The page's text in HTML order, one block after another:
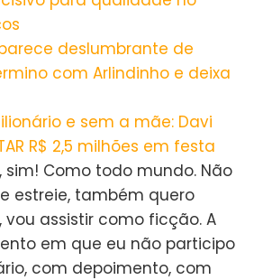
deslumbrante de
com Arlindinho e deixa
e sem a mãe: Davi
R$ 2,5 milhões em festa
sim! Como todo mundo. Não
estreie, também quero
vou assistir como ficção. A
em que eu não participo
com depoimento, com